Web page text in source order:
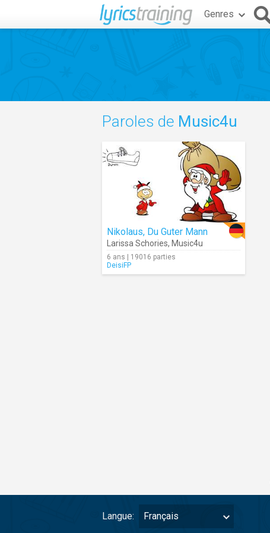
Genres
Paroles de Music4u
Nikolaus, Du Guter Mann
Larissa Schories, Music4u
6 ans | 19016 parties
DeisiFP
Langue: Français